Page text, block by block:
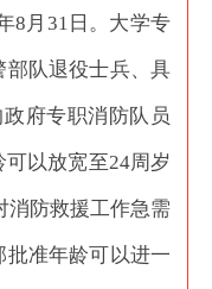
8月31日。大学专
部队退役士兵、具
府专职消防队员
以放宽至24周岁
消防救援工作急需
批准年龄可以进一